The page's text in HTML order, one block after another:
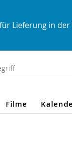
für Lieferung in
Filme